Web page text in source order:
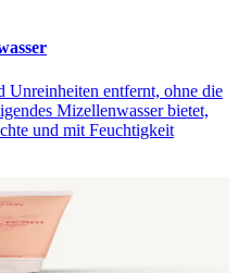
Unreinheiten entfernt, ohne die
Mizellenwasser bietet,
und mit Feuchtigkeit